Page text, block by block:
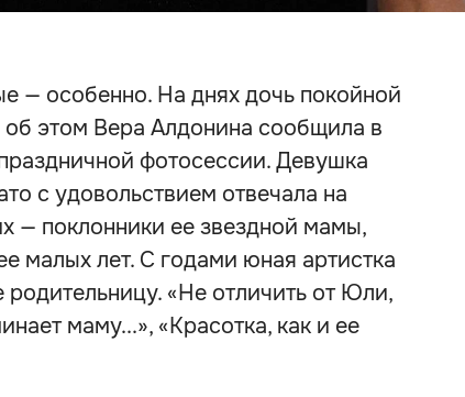
— особенно. На днях дочь покойной
этом Вера Алдонина сообщила в
фотосессии. Девушка
с удовольствием отвечала на
— поклонники ее звездной мамы,
малых лет. С годами юная артистка
«Не отличить от Юли,
маму...», «Красотка, как и ее